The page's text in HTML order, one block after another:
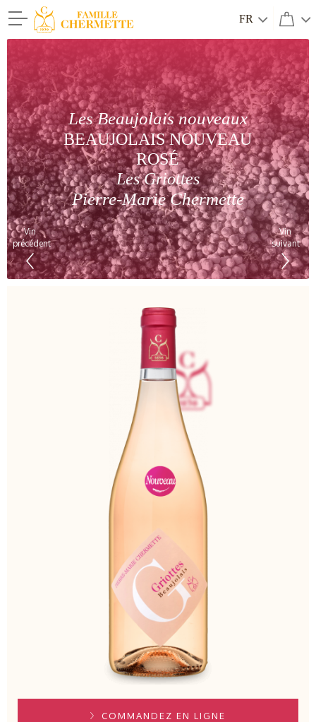
Famille Chermette
FR
Les Beaujolais nouveaux
BEAUJOLAIS NOUVEAU
ROSÉ
Les Griottes
Pierre-Marie Chermette
Vin
précédent
Vin
suivant
COMMANDEZ EN LIGNE